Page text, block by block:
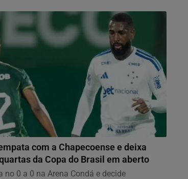
com a Chapecoense e deixa
da Copa do Brasil em aberto
no 0 a 0 na Arena Condá e decide